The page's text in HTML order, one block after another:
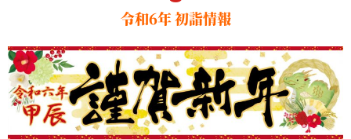
令和6年 初詣情報